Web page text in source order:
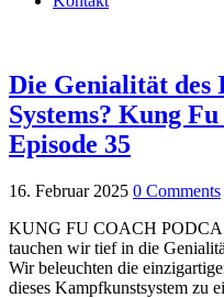
Die Genialität des
Systems? Kung
Episode 35
16. Februar 2025 0 Comments
KUNG FU COACH
tauchen wir tief in die
Wir beleuchten die
dieses Kampfkunstsystem zu